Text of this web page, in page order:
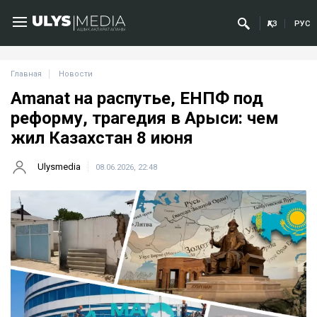
ҚАЗ РУС
Главная Новости
Amanat на распутье, ЕНПФ под
реформу, трагедия в Арыси: чем
жил Казахстан 8 июня
Ulysmedia 08.06.2026, 22:48